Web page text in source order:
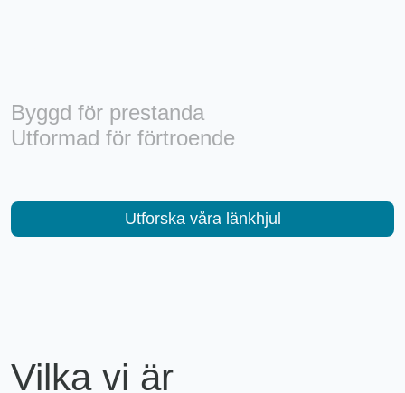
Byggd för prestanda
Utformad för förtroende
Utforska våra länkhjul
Vilka vi är